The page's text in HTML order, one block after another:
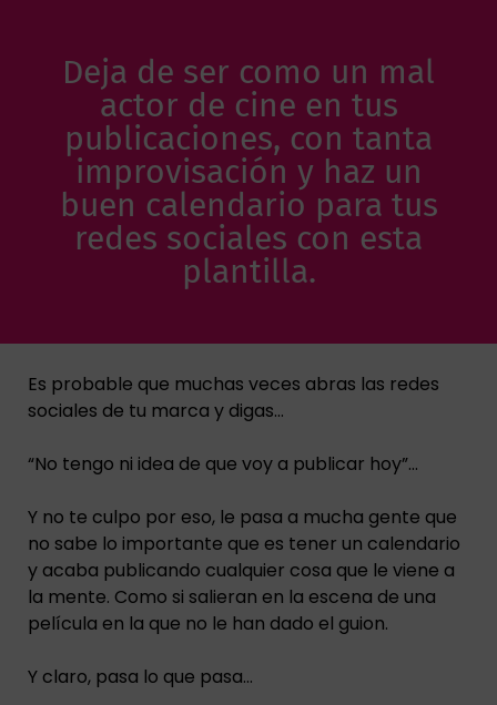
Deja de ser como un mal
actor de cine en tus
publicaciones, con tanta
improvisación y haz un
buen calendario para tus
redes sociales con esta
plantilla.
Es probable que muchas veces abras las redes
sociales de tu marca y digas…
“No tengo ni idea de que voy a publicar hoy”…
Y no te culpo por eso, le pasa a mucha gente que
no sabe lo importante que es tener un calendario
y acaba publicando cualquier cosa que le viene a
la mente. Como si salieran en la escena de una
película en la que no le han dado el guion.
Y claro, pasa lo que pasa…